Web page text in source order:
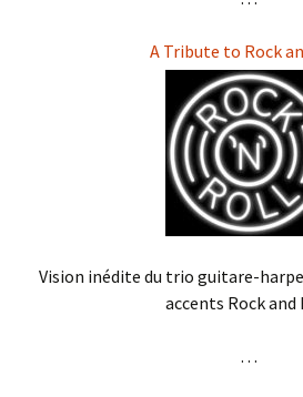
A Tribute to Rock
Vision inédite du trio guitare-
accents Rock and
. . .